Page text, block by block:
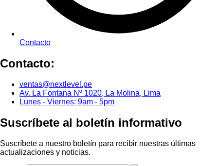
Contacto
Contacto:
ventas@nextlevel.pe
Av. La Fontana Nº 1020, La Molina, Lima
Lunes - Viernes: 9am - 5pm
Suscríbete al boletín informativo
Suscríbete a nuestro boletín para recibir nuestras últimas
actualizaciones y noticias.